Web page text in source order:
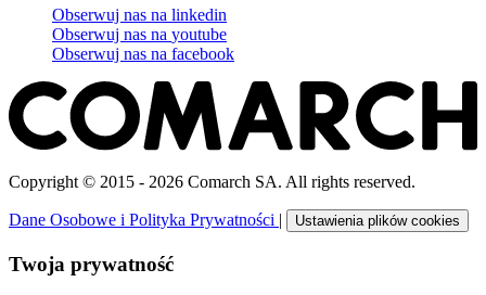
Obserwuj nas na linkedin
Obserwuj nas na youtube
Obserwuj nas na facebook
Copyright © 2015 - 2026 Comarch SA. All rights reserved.
Dane Osobowe i Polityka Prywatności | Ustawienia plików cookies
Twoja prywatność